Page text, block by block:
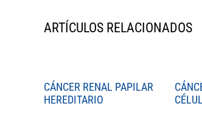
ARTÍCULOS RELACIONADOS
CÁNCER RENAL PAPILAR
HEREDITARIO